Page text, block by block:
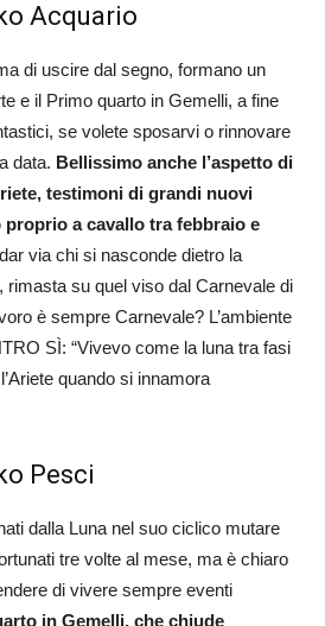
Acquario
di uscire dal segno, formano un
e il Primo quarto in Gemelli, a fine
se volete sposarvi o rinnovare
data. Bellissimo anche l’aspetto di
testimoni di grandi nuovi
a cavallo tra febbraio e
via chi si nasconde dietro la
rimasta su quel viso dal Carnevale di
è sempre Carnevale? L’ambiente
SÌ: “Vivevo come la luna tra fasi
quando si innamora
Pesci
dalla Luna nel suo ciclico mutare
tre volte al mese, ma è chiaro
di vivere sempre eventi
in Gemelli, che chiude